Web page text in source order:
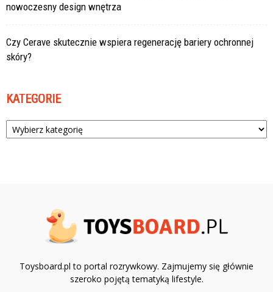
nowoczesny design wnętrza
Czy Cerave skutecznie wspiera regenerację bariery ochronnej
skóry?
KATEGORIE
Kategorie
Toysboard.pl to portal rozrywkowy. Zajmujemy się głównie
szeroko pojętą tematyką lifestyle.